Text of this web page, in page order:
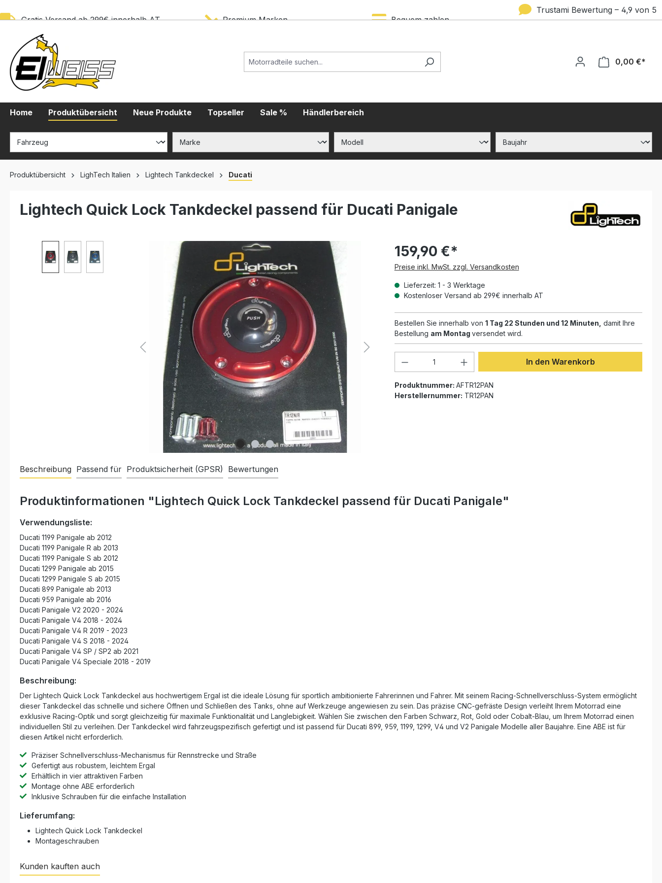
Gratis Versand ab 299€ innerhalb AT Premium Marken Bequem zahlen
Trustami Bewertung – 4,9 von 5
0,00 €*
Home Produktübersicht Neue Produkte Topseller Sale % Händlerbereich
Produktübersicht LighTech Italien Lightech Tankdeckel Ducati
Lightech Quick Lock Tankdeckel passend für Ducati Panigale
159,90 €*
Preise inkl. MwSt. zzgl. Versandkosten
Lieferzeit: 1 - 3 Werktage
Kostenloser Versand ab 299€ innerhalb AT
Bestellen Sie innerhalb von 1 Tag 22 Stunden und 12 Minuten, damit Ihre
Bestellung am Montag versendet wird.
Produkt Anzahl: Gib den gewünschten Wert
In den Warenkorb
Produktnummer: AFTR12PAN
Herstellernummer: TR12PAN
Beschreibung Passend für Produktsicherheit (GPSR) Bewertungen
Produktinformationen "Lightech Quick Lock Tankdeckel passend für Ducati Panigale"
Verwendungsliste:
Ducati 1199 Panigale ab 2012
Ducati 1199 Panigale R ab 2013
Ducati 1199 Panigale S ab 2012
Ducati 1299 Panigale ab 2015
Ducati 1299 Panigale S ab 2015
Ducati 899 Panigale ab 2013
Ducati 959 Panigale ab 2016
Ducati Panigale V2 2020 - 2024
Ducati Panigale V4 2018 - 2024
Ducati Panigale V4 R 2019 - 2023
Ducati Panigale V4 S 2018 - 2024
Ducati Panigale V4 SP / SP2 ab 2021
Ducati Panigale V4 Speciale 2018 - 2019
Beschreibung:
Der Lightech Quick Lock Tankdeckel aus hochwertigem Ergal ist die ideale Lösung für sportlich ambitionierte Fahrerinnen und Fahrer. Mit seinem Racing-Schnellverschluss-System ermöglicht
dieser Tankdeckel das schnelle und sichere Öffnen und Schließen des Tanks, ohne auf Werkzeuge angewiesen zu sein. Das präzise CNC-gefräste Design verleiht Ihrem Motorrad eine
exklusive Racing-Optik und sorgt gleichzeitig für maximale Funktionalität und Langlebigkeit. Wählen Sie zwischen den Farben Schwarz, Rot, Gold oder Cobalt-Blau, um Ihrem Motorrad einen
individuellen Stil zu verleihen. Der Tankdeckel wird fahrzeugspezifisch gefertigt und ist passend für Ducati 899, 959, 1199, 1299, V4 und V2 Panigale Modelle aller Baujahre. Eine ABE ist für
diesen Artikel nicht erforderlich.
Präziser Schnellverschluss-Mechanismus für Rennstrecke und Straße
Gefertigt aus robustem, leichtem Ergal
Erhältlich in vier attraktiven Farben
Montage ohne ABE erforderlich
Inklusive Schrauben für die einfache Installation
Lieferumfang:
Lightech Quick Lock Tankdeckel
Montageschrauben
Kunden kauften auch